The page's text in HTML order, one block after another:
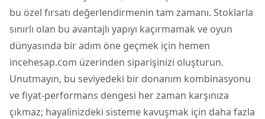
bu özel fırsatı değerlendirmenin tam zamanı. Stoklarla
sınırlı olan bu avantajlı yapıyı kaçırmamak ve oyun
dünyasında bir adım öne geçmek için hemen
incehesap.com üzerinden siparişinizi oluşturun.
Unutmayın, bu seviyedeki bir donanım kombinasyonu
ve fiyat-performans dengesi her zaman karşınıza
çıkmaz; hayalinizdeki sisteme kavuşmak için daha fazla